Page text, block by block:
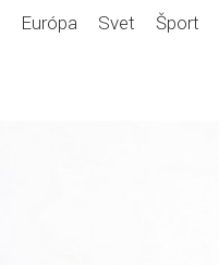
Európa Svet Šport